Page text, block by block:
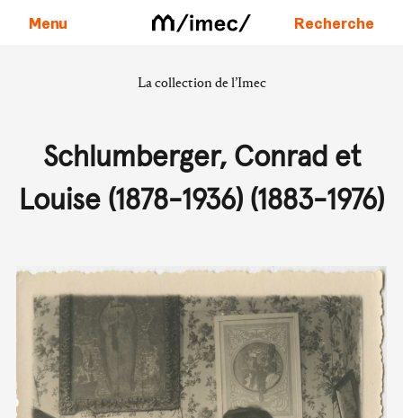
Menu Recherche
La collection de l’Imec
Schlumberger, Conrad et
Louise (1878-1936) (1883-1976)